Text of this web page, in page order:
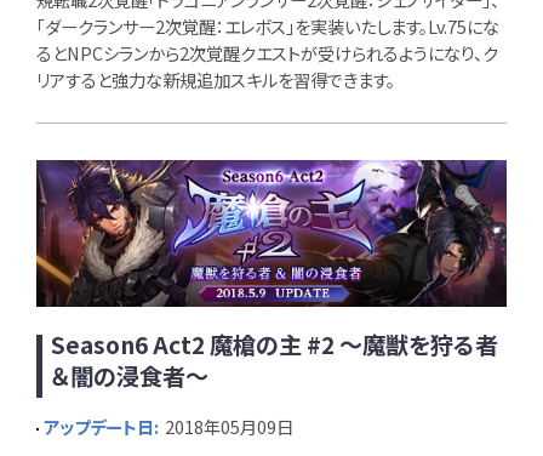
「ダークランサー2次覚醒：エレボス」を実装いたします。Lv.75にな
るとNPCシランから2次覚醒クエストが受けられるようになり、ク
リアすると強力な新規追加スキルを習得できます。
Season6 Act2 魔槍の主 #2 ～魔獣を狩る者
＆闇の浸食者～
アップデート日: 2018年05月09日